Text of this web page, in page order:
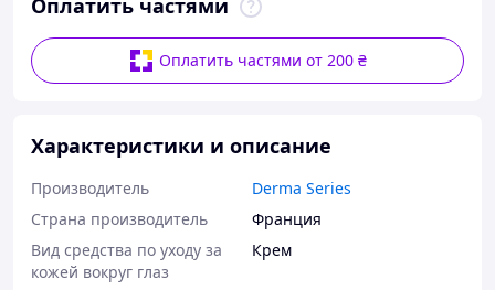
Оплатить частями
Оплатить частями от 200 ₴
Характеристики и описание
Производитель
Derma Series
Страна производитель
Франция
Вид средства по уходу за
кожей вокруг глаз
Крем